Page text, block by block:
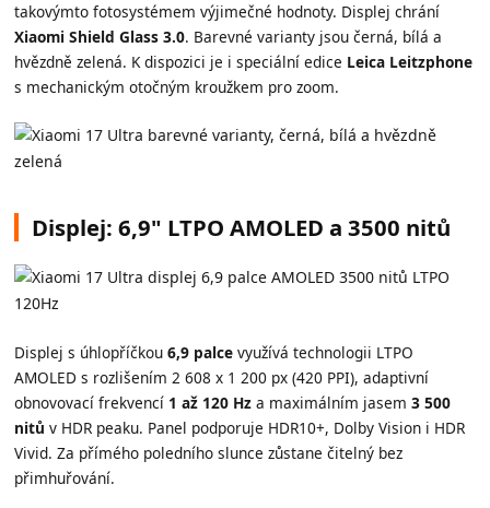
takovýmto fotosystémem výjimečné hodnoty. Displej chrání
Xiaomi Shield Glass 3.0. Barevné varianty jsou černá, bílá a
hvězdně zelená. K dispozici je i speciální edice Leica Leitzphone
s mechanickým otočným kroužkem pro zoom.
Displej: 6,9" LTPO AMOLED a 3500 nitů
Displej s úhlopříčkou6,9 palce využívá technologii LTPO
AMOLED s rozlišením 2 608 x 1 200 px (420 PPI), adaptivní
obnovovací frekvencí 1 až 120 Hz a maximálním jasem3 500
nitů v HDR peaku. Panel podporuje HDR10+, Dolby Vision i HDR
Vivid. Za přímého poledního slunce zůstane čitelný bez
přimhuřování.